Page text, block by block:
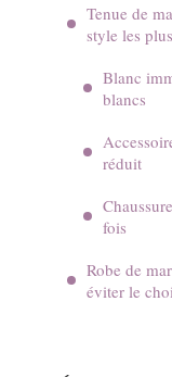
Tenue de
style les
Blanc
blancs
réduit
fois
Robe de
éviter le